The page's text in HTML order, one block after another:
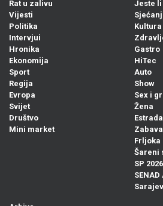
Rat u zalivu
Vijesti
Politika
Intervjui
Hronika
Ekonomija
Sport
Regija
Evropa
Svijet
Društvo
Mini market
Jeste
Kultura
Gastro
HiTec
Auto
Show
Sex i
Žena
Estrada
Zabava
Frljoka
Šareni
SP 2026
SENAD